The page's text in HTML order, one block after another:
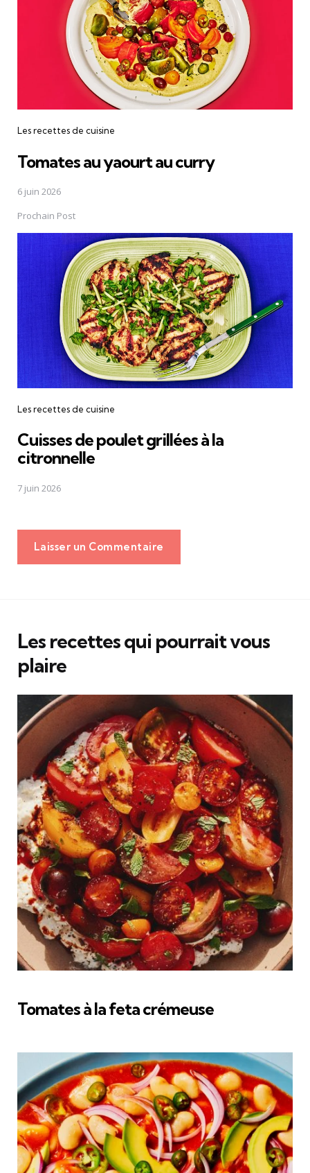
Les recettes de cuisine
Tomates au yaourt au curry
6 juin 2026
Prochain Post
Les recettes de cuisine
Cuisses de poulet grillées à la
citronnelle
7 juin 2026
Laisser un Commentaire
Les recettes qui pourrait vous
plaire
Tomates à la feta crémeuse